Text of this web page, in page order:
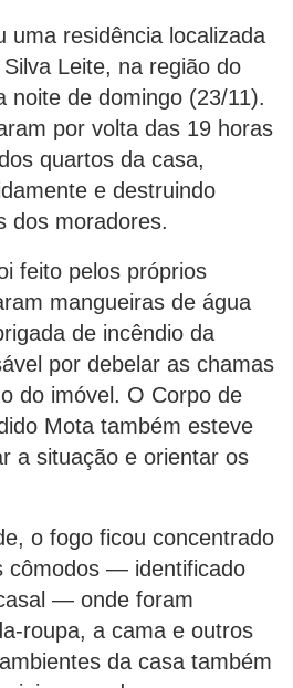
uma residência localizada
Leite, na região do
noite de domingo (23/11).
por volta das 19 horas
quartos da casa,
e destruindo
dos moradores.
feito pelos próprios
mangueiras de água
de incêndio da
por debelar as chamas
do imóvel. O Corpo de
Mota também esteve
a situação e orientar os
o fogo ficou concentrado
cômodos — identificado
— onde foram
roupa, a cama e outros
da casa também